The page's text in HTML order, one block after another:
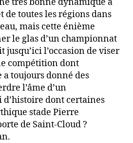
toutes les régions dans
mais cette énième
le glas d’un championnat
l’occasion de viser
compétition dont
toujours donné des
l’âme d’un
dont certaines
stade Pierre
de Saint-Cloud ?